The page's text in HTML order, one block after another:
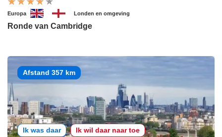
Europa Londen en omgeving
Ronde van Cambridge
Afstand 357 km
Ik was daar Ik wil daar naar toe